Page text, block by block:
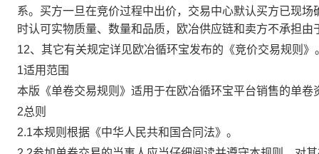
系。买方一旦在竞价过程中出价，交易中心默认买方已现
时认可实物质量、数量和品质，欧冶供应链和卖方不承担由
12、其它有关规定详见欧冶循环宝发布的《竞价交易规则》
1适用范围
本版《单卷交易规则》适用于在欧冶循环宝平台销售的单卷
2总则
2.1本规则根据《中华人民共和国合同法》。